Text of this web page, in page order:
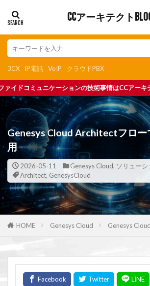
CCアーキテクト
3CX IP電話 VoIP クラウドPBX
アーキテクト社員が本ブログで随時更新中
Genesys Cloud Architectフロー
用
2026-05-11 Genesys Cloud, ソリューシ
Architect, GenesysCloud
HOME Genesys Cloud Genesys